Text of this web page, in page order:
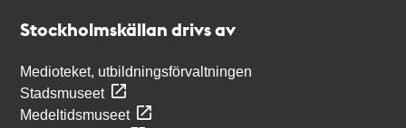
Stockholmskällan drivs av
Medioteket, utbildningsförvaltningen
Stadsmuseet
Medeltidsmuseet